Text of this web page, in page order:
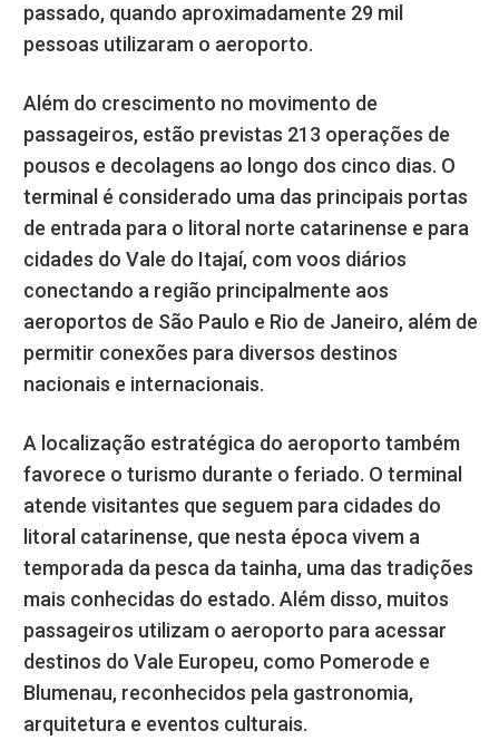
passado, quando aproximadamente 29 mil
pessoas utilizaram o aeroporto.
Além do crescimento no movimento de
passageiros, estão previstas 213 operações de
pousos e decolagens ao longo dos cinco dias. O
terminal é considerado uma das principais portas
de entrada para o litoral norte catarinense e para
cidades do Vale do Itajaí, com voos diários
conectando a região principalmente aos
aeroportos de São Paulo e Rio de Janeiro, além de
permitir conexões para diversos destinos
nacionais e internacionais.
A localização estratégica do aeroporto também
favorece o turismo durante o feriado. O terminal
atende visitantes que seguem para cidades do
litoral catarinense, que nesta época vivem a
temporada da pesca da tainha, uma das tradições
mais conhecidas do estado. Além disso, muitos
passageiros utilizam o aeroporto para acessar
destinos do Vale Europeu, como Pomerode e
Blumenau, reconhecidos pela gastronomia,
arquitetura e eventos culturais.